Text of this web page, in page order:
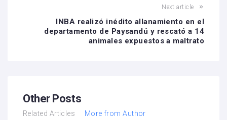
Next article
INBA realizó inédito allanamiento en el
departamento de Paysandú y rescató a 14
animales expuestos a maltrato
Other Posts
Related Articles More from Author